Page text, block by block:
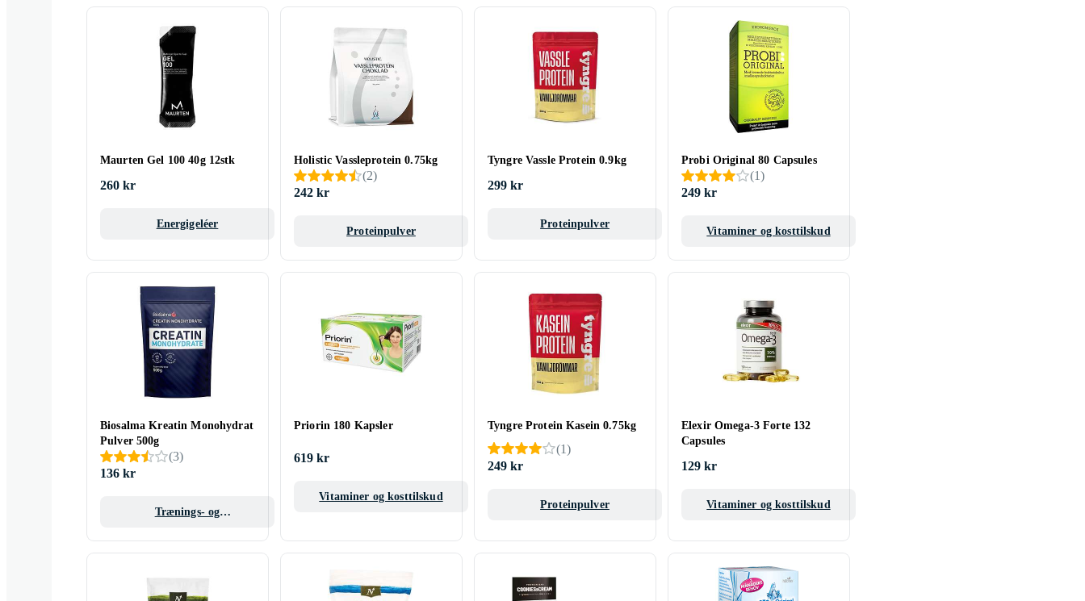
Maurten Gel 100 40g 12stk
260 kr
Energigeléer
Holistic Vassleprotein 0.75kg
(2)
242 kr
Proteinpulver
Tyngre Vassle Protein 0.9kg
299 kr
Proteinpulver
Probi Original 80 Capsules
(1)
249 kr
Vitaminer og kosttilskud
Biosalma Kreatin Monohydrat
Pulver 500g
(3)
136 kr
Trænings- og
Priorin 180 Kapsler
619 kr
Vitaminer og kosttilskud
Tyngre Protein Kasein 0.75kg
(1)
249 kr
Proteinpulver
Elexir Omega-3 Forte 132
Capsules
129 kr
Vitaminer og kosttilskud